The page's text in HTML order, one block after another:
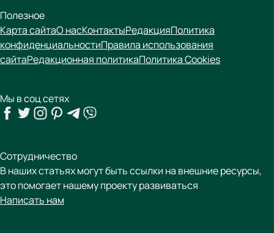
Полезное
Карта сайтаО насКонтактыРедакцияПолитика
конфиденциальностиПравила использования
сайтаРедакционная политикаПолитика Cookies
Мы в соц сетях
Сотрудничество
В наших статьях могут быть ссылки на внешние ресурсы,
это помогает нашему проекту развиваться
Написать нам